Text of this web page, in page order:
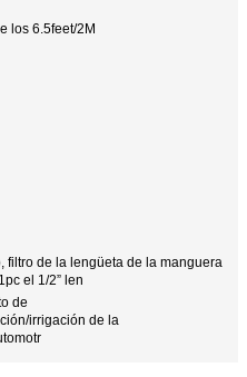
los 6.5feet/2M
filtro de la lengüeta de la manguera
el 1/2” len
de
irrigación de la